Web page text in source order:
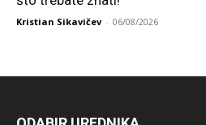
Kristian Sikavičev - 06/08/2026